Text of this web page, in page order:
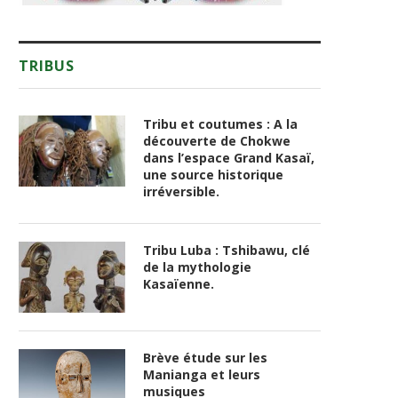
TRIBUS
Tribu et coutumes : A la
découverte de Chokwe
dans l’espace Grand Kasaï,
une source historique
irréversible.
Tribu Luba : Tshibawu, clé
de la mythologie
Kasaïenne.
Brève étude sur les
Manianga et leurs
musiques